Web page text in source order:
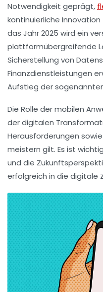
Notwendigkeit geprägt,
kontinuierliche Innovation
das Jahr 2025 wird ein
plattformübergreifende
Sicherstellung von
Finanzdienstleistungen
Aufstieg der
Die Rolle der mobilen
derdigitalen
Herausforderungen
meistern gilt. Es ist
und die
erfolgreich in die digitale